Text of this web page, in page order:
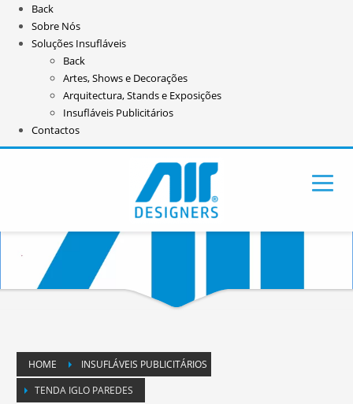
Back
Sobre Nós
Soluções Insufláveis
Back
Artes, Shows e Decorações
Arquitectura, Stands e Exposições
Insufláveis Publicitários
Contactos
HOME
INSUFLÁVEIS PUBLICITÁRIOS
TENDA IGLO PAREDES